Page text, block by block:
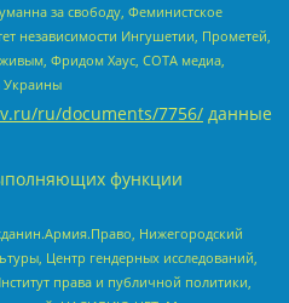
за свободу, Феминистское
независимости Ингушетии, Прометей,
Фридом Хаус, СОТА медиа,
Украины
ru/documents/7756/ данные
функции
Нижегородский
Центр гендерных исследований,
права и публичной политики,